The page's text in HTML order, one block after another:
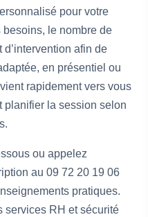
pour votre
le nombre de
d’intervention afin de
en présentiel ou
rapidement vers vous
planifier la session selon
ou appelez
au 09 72 20 19 06
pratiques.
services RH et sécurité